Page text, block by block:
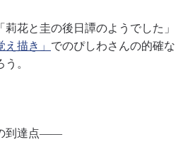
花と圭の後日譚のようでした」
え描き」 でのぴしわさんの的確な
。
到達点――